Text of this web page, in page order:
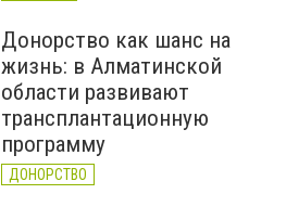
Донорство как шанс на
жизнь: в Алматинской
области развивают
трансплантационную
программу
ДОНОРСТВО